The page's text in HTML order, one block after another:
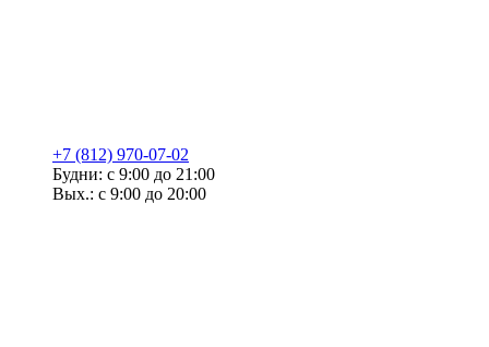
+7 (812) 970-07-02
Будни: с 9:00 до 21:00
Вых.: с 9:00 до 20:00